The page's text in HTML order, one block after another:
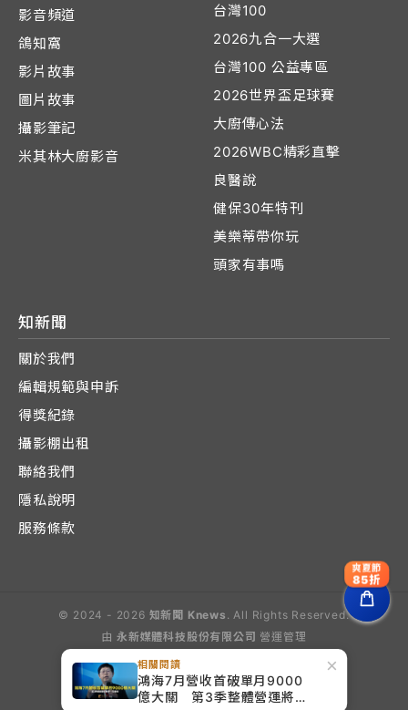
×
相關閱讀
鴻海7月營收首破單月9000
億大關 第3季整體營運將
影音頻道
鴿知窩
影片故事
圖片故事
攝影筆記
米其林大廚影音
台灣100
2026九合一大選
台灣100 公益專區
2026世界盃足球賽
大廚傳心法
2026WBC精彩直擊
良醫說
健保30年特刊
美樂蒂帶你玩
頭家有事嗎
知新聞
關於我們
編輯規範與申訴
得獎紀錄
攝影棚出租
聯絡我們
隱私說明
服務條款
© 2024 - 2026 知新聞 Knews . All Rights Reserved.
由 永新媒體科技股份有限公司 營運管理
爽夏節
85折